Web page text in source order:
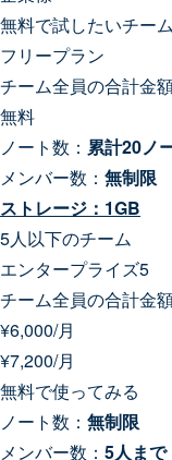
無料で試したいチーム
フリープラン
チーム全員の合計金
無料
ノート数： 累計20ノ
メンバー数： 無制限
ストレージ：1GB
5人以下のチーム
エンタープライズ5
チーム全員の合計金
¥6,000/月
¥7,200/月
無料で使ってみる
ノート数： 無制限
メンバー数： 5人まで